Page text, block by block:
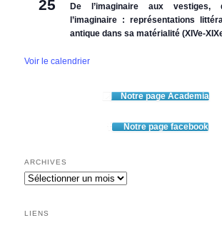
25
De l’imaginaire aux vestiges,
l’imaginaire : représentations
antique dans sa matérialité (XIVe-
Voir le calendrier
Notre page Academia
Notre page facebook
ARCHIVES
Archives
LIENS